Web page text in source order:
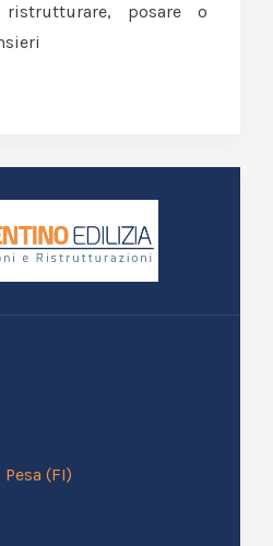
posare o
(FI)